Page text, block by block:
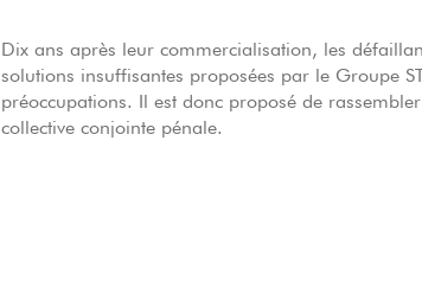
Dix ans après leur commercialisation, les
solutions insuffisantes proposées par le Groupe
préoccupations. Il est donc proposé de
collective conjointe pénale.